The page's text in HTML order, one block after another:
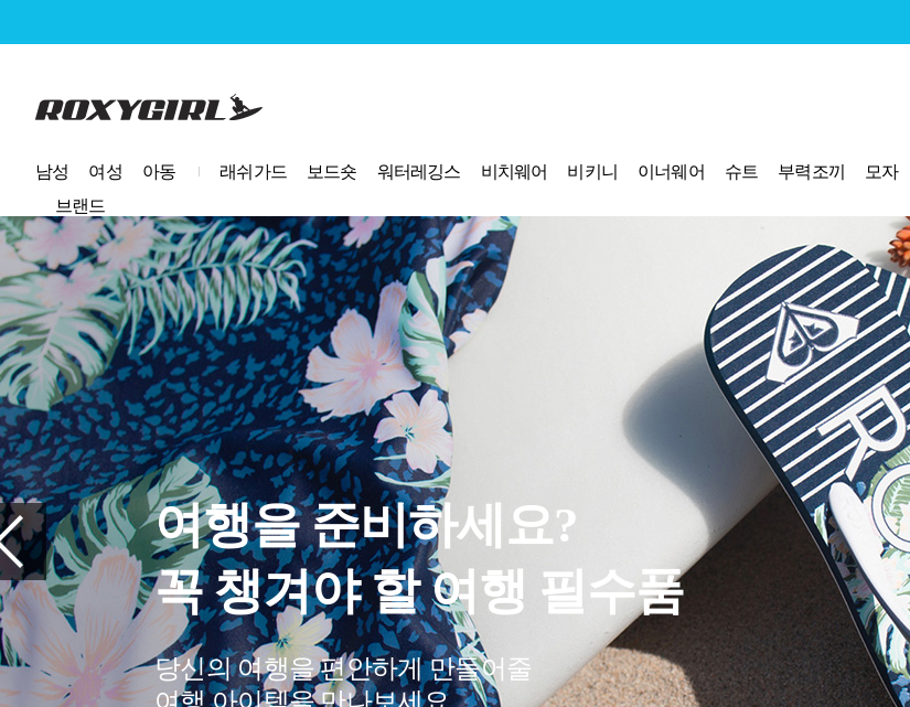
로고
남성 여성 아동 래쉬가드 보드숏 워터레깅스 비치웨어 비키니 이너웨어 슈트 부력조끼 모자
브랜드
특별한 제품을 찾으시나요?
단독 리미티드에디션
오직 록시걸에서만 만날 수 있는 특별한 한정판 제품들